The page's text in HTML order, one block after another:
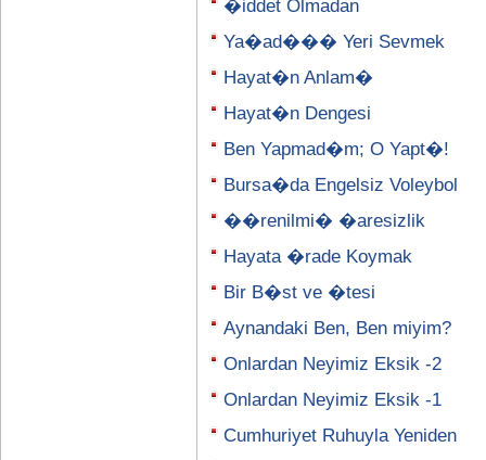
�iddet Olmadan
Ya�ad��� Yeri Sevmek
Hayat�n Anlam�
Hayat�n Dengesi
Ben Yapmad�m; O Yapt�!
Bursa�da Engelsiz Voleybol
��renilmi� �aresizlik
Hayata �rade Koymak
Bir B�st ve �tesi
Aynandaki Ben, Ben miyim?
Onlardan Neyimiz Eksik -2
Onlardan Neyimiz Eksik -1
Cumhuriyet Ruhuyla Yeniden